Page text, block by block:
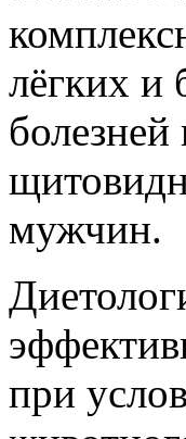
лёгких и
мужчин.
при